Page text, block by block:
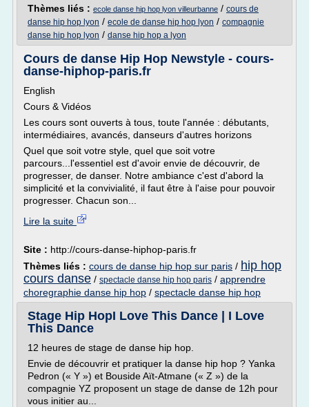
Thèmes liés : ecole danse hip hop lyon villeurbanne / cours de
danse hip hop lyon / ecole de danse hip hop lyon / compagnie
danse hip hop lyon / danse hip hop a lyon
Cours de danse Hip Hop Newstyle - cours-
danse-hiphop-paris.fr
English
Cours & Vidéos
Les cours sont ouverts à tous, toute l'année : débutants,
intermédiaires, avancés, danseurs d'autres horizons
Quel que soit votre style, quel que soit votre
parcours...l'essentiel est d'avoir envie de découvrir, de
progresser, de danser. Notre ambiance c'est d'abord la
simplicité et la convivialité, il faut être à l'aise pour pouvoir
progresser. Chacun son...
Lire la suite
Site : http://cours-danse-hiphop-paris.fr
Thèmes liés : cours de danse hip hop sur paris / hip hop
cours danse / spectacle danse hip hop paris / apprendre
choregraphie danse hip hop / spectacle danse hip hop
Stage Hip HopI Love This Dance | I Love
This Dance
12 heures de stage de danse hip hop.
Envie de découvrir et pratiquer la danse hip hop ? Yanka
Pedron (« Y ») et Bouside Aït-Atmane (« Z ») de la
compagnie YZ proposent un stage de danse de 12h pour
vous initier au...